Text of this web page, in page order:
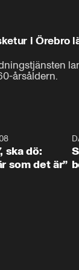
i Örebro
årsåldern.
ska dö:
som det är”